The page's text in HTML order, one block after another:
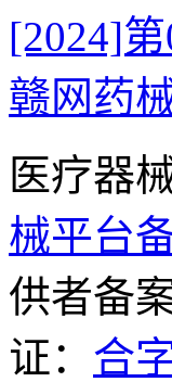
[2024]
赣网药
医疗器
械平台
供者备
证： 合